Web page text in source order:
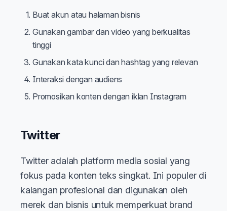
Buat akun atau halaman bisnis
Gunakan gambar dan video yang berkualitas
tinggi
Gunakan kata kunci dan hashtag yang relevan
Interaksi dengan audiens
Promosikan konten dengan iklan Instagram
Twitter
Twitter adalah platform media sosial yang
fokus pada konten teks singkat. Ini populer di
kalangan profesional dan digunakan oleh
merek dan bisnis untuk memperkuat brand